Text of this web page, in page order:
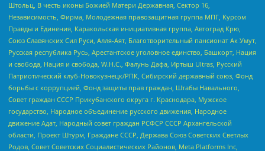
Штольц, В честь иконы Божией Матери Державная, Сектор 16,
Независимость, Фирма, Молодежная правозащитная группа МПГ, Курсом
Правды и Единения, Каракольская инициативная группа, Автоград Крю,
Союз Славянских Сил Руси, Алля-Аят, Благотворительный пансионат Ак Умут,
Русская республика Русь, Арестантское уголовное единство, Башкорт, Нация
и свобода, Нация и свобода, W.H.С., Фалунь Дафа, Иртыш Ultras, Русский
Патриотический клуб-Новокузнецк/РПК, Сибирский державный союз, Фонд
борьбы с коррупцией, Фонд защиты прав граждан, Штабы Навального,
Совет граждан СССР Прикубанского округа г. Краснодара, Мужское
государство, Народное объединение русского движения, Народное
движение Адат, Народный совет граждан РСФСР СССР Архангельской
области, Проект Штурм, Граждане СССР, Держава Союз Советских Светлых
Родов, Совет Советских Социалистических Районов, Meta Platforms Inc,